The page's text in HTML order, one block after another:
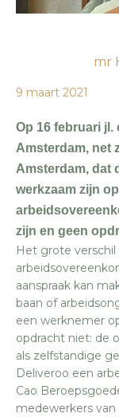
mr
9 maart 2021
Op 16 februari
Amsterdam, net
Amsterdam, dat
werkzaam zijn
zijn en geen
Het grote
aanspraak kan
baan of
een werknemer
opdracht niet: de
als zelfstandige
Deliveroo een
Cao
medewerkers